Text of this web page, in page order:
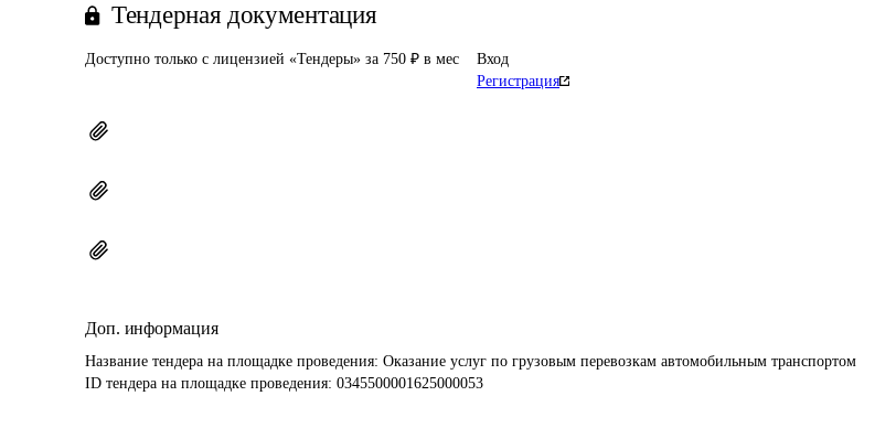
Тендерная документация
Доступно только с лицензией «Тендеры» за 750 ₽ в мес
Вход
Регистрация
Доп. информация
Название тендера на площадке проведения: Оказание услуг по грузовым перевозкам автомобильным транспортом
ID тендера на площадке проведения: 0345500001625000053